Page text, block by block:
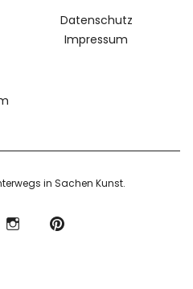
Datenschutz
Impressum
in Sachen Kunst